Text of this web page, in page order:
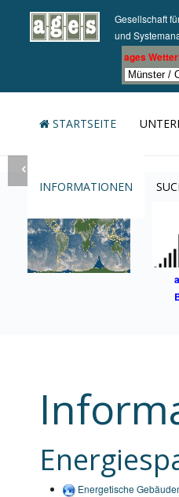
Gesellschaft
und
ages
STARTSEITE
INFORMATIONEN
‹
Energetische